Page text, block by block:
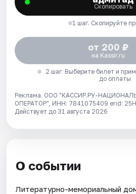
Скопировать
1 шаг. Скопируйте
от 200 ₽
на Kassir.ru
2 шаг. Выберите билет и
до оплаты
Реклама. ООО "КАССИР.РУ-
ОПЕРАТОР", ИНН: 7841075409 erid:
Действует до 31 августа 2026
О событии
Литературно-мемориальный